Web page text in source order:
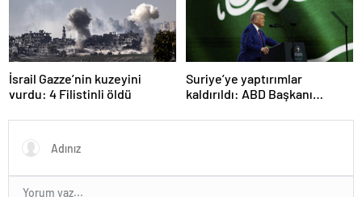
İsrail Gazze’nin kuzeyini
vurdu: 4 Filistinli öldü
Suriye’ye yaptırımlar
kaldırıldı: ABD Başkanı
görüşecek